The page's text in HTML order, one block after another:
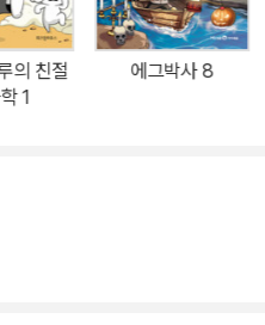
수업’ 코너에서는 풍부한 그림
을 다시 한번 단단히 다질 수 있
으면 좋겠다고 늘 생각해 왔습
게 이해할 수 있도록 도와줍니
의 친절
1
에그박사 8